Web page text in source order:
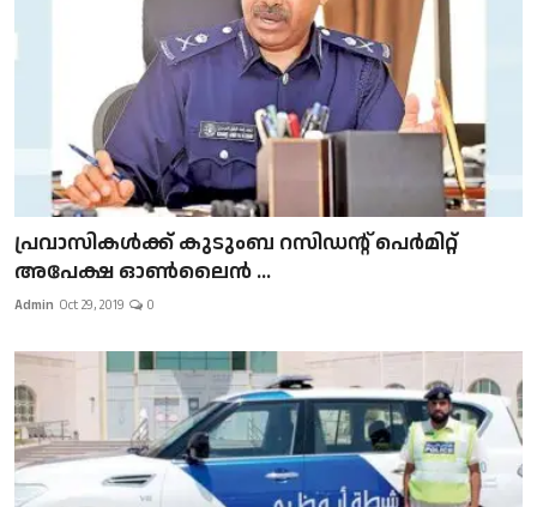
പ്രവാസികള്‍ക്ക് കുടുംബ റസിഡന്റ് പെർമിറ്റ്
അപേക്ഷ ഓൺലൈൻ ...
Admin Oct 29, 2019 0